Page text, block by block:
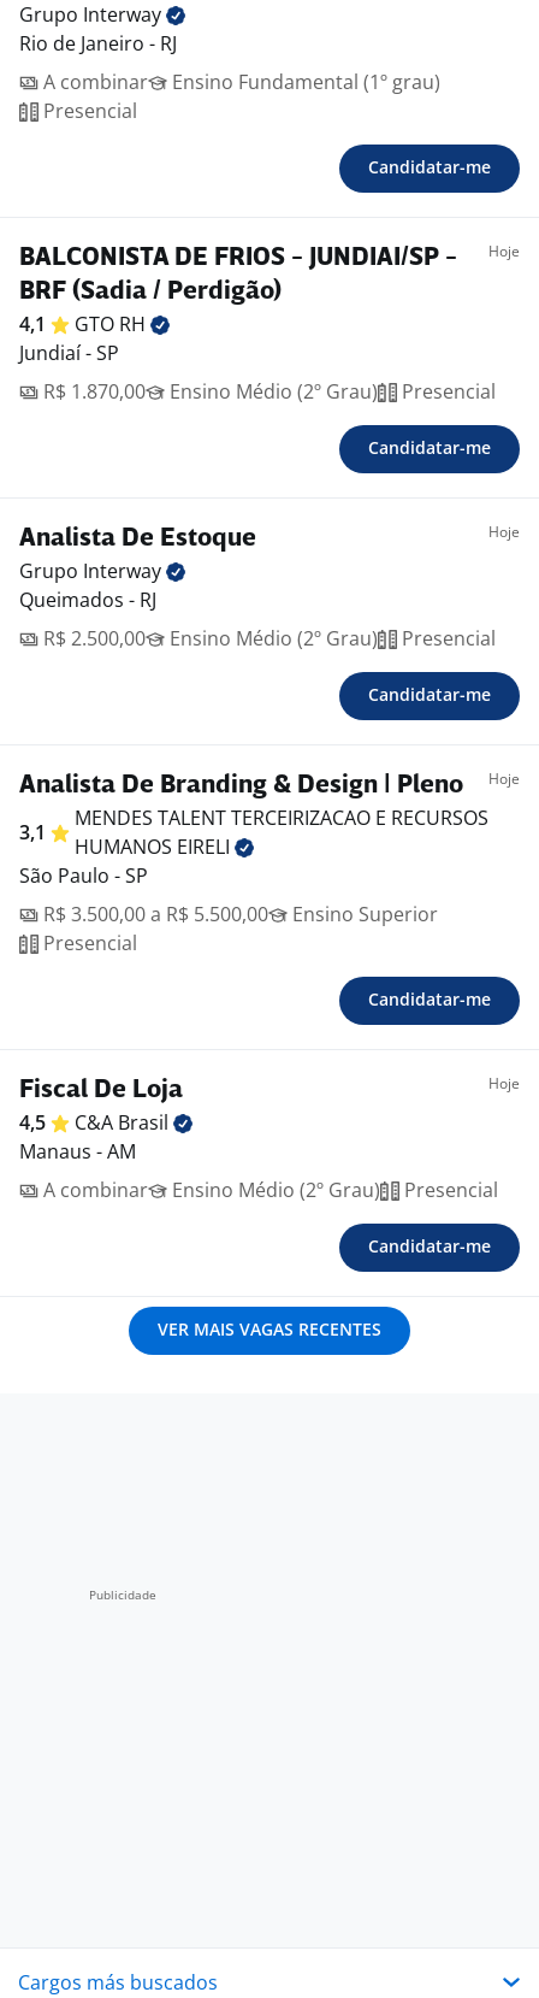
Grupo Interway
Rio de Janeiro - RJ
A combinar
Ensino Fundamental (1º grau)
Presencial
Candidatar-me
BALCONISTA DE FRIOS - JUNDIAI/SP -
BRF (Sadia / Perdigão)
Hoje
4,1 GTO RH
Jundiaí - SP
R$ 1.870,00
Ensino Médio (2º Grau) Presencial
Candidatar-me
Analista De Estoque Hoje
Grupo Interway
Queimados - RJ
R$ 2.500,00
Ensino Médio (2º Grau) Presencial
Candidatar-me
Analista De Branding & Design | Pleno Hoje
3,1
MENDES TALENT TERCEIRIZACAO E RECURSOS
HUMANOS EIRELI
São Paulo - SP
R$ 3.500,00 a R$ 5.500,00
Ensino Superior
Presencial
Candidatar-me
Fiscal De Loja Hoje
4,5 C&A Brasil
Manaus - AM
A combinar
Ensino Médio (2º Grau) Presencial
Candidatar-me
VER MAIS VAGAS RECENTES
Cargos más buscados